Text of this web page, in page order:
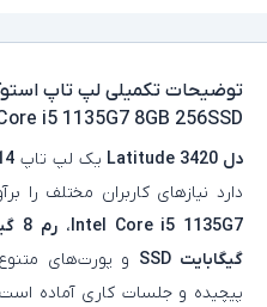
توضیحات تکمیلی
i5 1135G7 8GB 256SSD
دل Latitude 3420 یک لپ‌ تاپ 14
دارد نیازهای کاربران مختلف را
Intel Core i5 1135G7،رم 8 گیگابایت
گیگابایت SSD
و پورت‌های
پیچیده و جلسات کاری آماده